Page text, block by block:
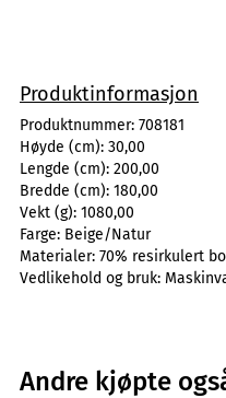
Produktinformasjon
Produktnummer: 708181
Høyde (cm): 30,00
Lengde (cm): 200,00
Bredde (cm): 180,00
Vekt (g): 1080,00
Farge: Beige/Natur
Materialer: 70% resirkulert
Vedlikehold og bruk:
Andre kjøpte